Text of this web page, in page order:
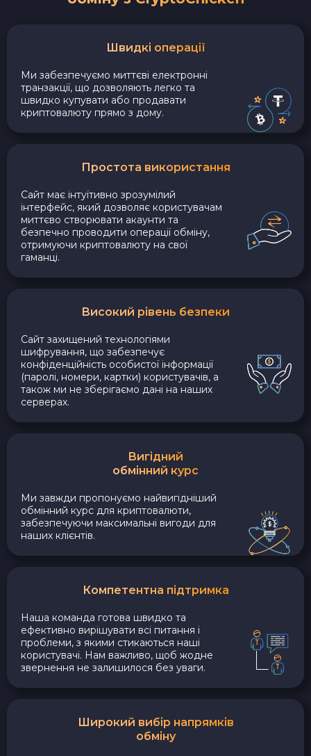
Швидкі операції
Ми забезпечуємо миттєві електронні
транзакції, що дозволяють легко та
швидко купувати або продавати
криптовалюту прямо з дому.
Простота використання
Сайт має інтуїтивно зрозумілий
інтерфейс, який дозволяє користувачам
миттєво створювати акаунти та
безпечно проводити операції обміну,
отримуючи криптовалюту на свої
гаманці.
Високий рівень безпеки
Сайт захищений технологіями
шифрування, що забезпечує
конфіденційність особистої інформації
(паролі, номери, картки) користувачів, а
також ми не зберігаємо дані на наших
серверах.
Вигідний
обмінний курс
Ми завжди пропонуємо найвигідніший
обмінний курс для криптовалюти,
забезпечуючи максимальні вигоди для
наших клієнтів.
Компетентна підтримка
Наша команда готова швидко та
ефективно вирішувати всі питання і
проблеми, з якими стикаються наші
користувачі. Нам важливо, щоб жодне
звернення не залишилося без уваги.
Широкий вибір напрямків
обміну